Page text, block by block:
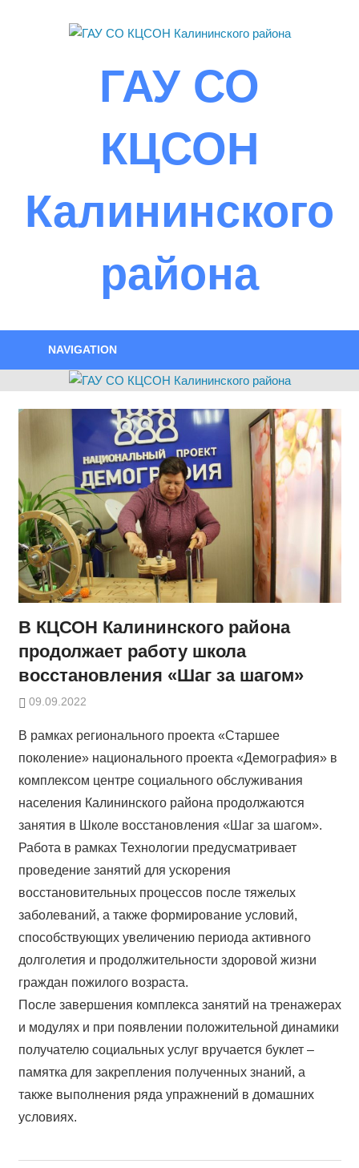
ГАУ СО
КЦСОН
Калининского
района
NAVIGATION
В КЦСОН Калининского района
продолжает работу школа
восстановления «Шаг за шагом»
09.09.2022
В рамках регионального проекта «Старшее
поколение» национального проекта «Демография» в
комплексом центре социального обслуживания
населения Калининского района продолжаются
занятия в Школе восстановления «Шаг за шагом».
Работа в рамках Технологии предусматривает
проведение занятий для ускорения
восстановительных процессов после тяжелых
заболеваний, а также формирование условий,
способствующих увеличению периода активного
долголетия и продолжительности здоровой жизни
граждан пожилого возраста.
После завершения комплекса занятий на тренажерах
и модулях и при появлении положительной динамики
получателю социальных услуг вручается буклет –
памятка для закрепления полученных знаний, а
также выполнения ряда упражнений в домашних
условиях.